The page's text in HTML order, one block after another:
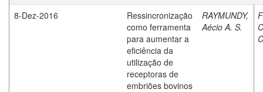
8-Dez-2016
Ressincronização
como ferramenta
para aumentar a
eficiência da
utilização de
receptoras de
embriões bovinos
RAYMUNDY,
Aécio A. S.